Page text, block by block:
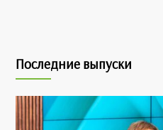
Последние выпуски